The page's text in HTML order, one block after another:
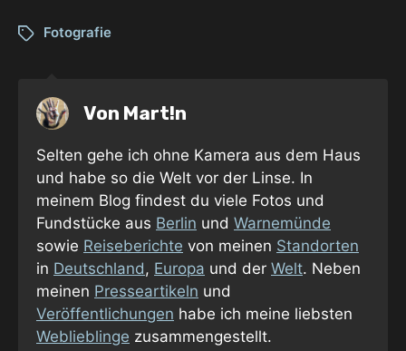
Fotografie
Von Mart!n
Selten gehe ich ohne Kamera aus dem Haus
und habe so die Welt vor der Linse. In
meinem Blog findest du viele Fotos und
Fundstücke aus Berlin und Warnemünde
sowie Reiseberichte von meinen Standorten
in Deutschland , Europa und der Welt. Neben
meinen Presseartikeln und
Veröffentlichungen habe ich meine liebsten
Weblieblinge zusammengestellt.